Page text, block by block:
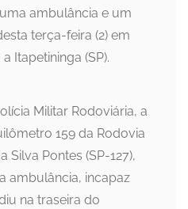
ambulância e um
terça-feira (2) em
Itapetininga (SP).
Militar Rodoviária, a
159 da Rodovia
Silva Pontes (SP-127),
ambulância, incapaz
na traseira do